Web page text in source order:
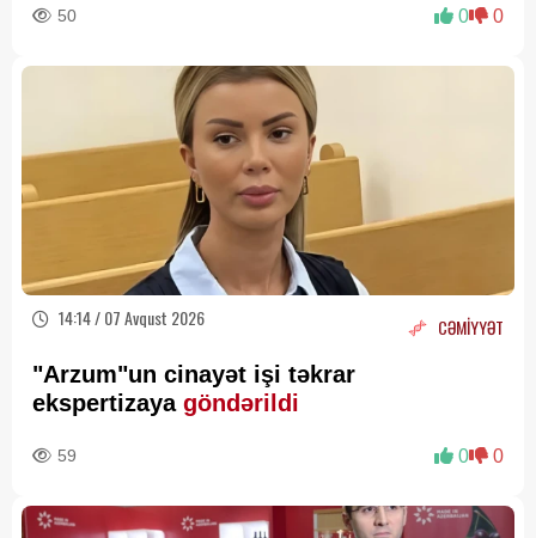
50 0 0
14:14 / 07 Avqust 2026 CƏMİYYƏT
"Arzum"un cinayət işi təkrar
ekspertizaya göndərildi
59 0 0